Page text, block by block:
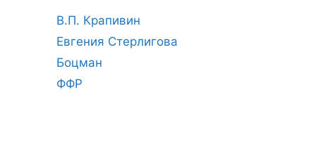
В.П. Крапивин
Евгения Стерлигова
Боцман
ФФР